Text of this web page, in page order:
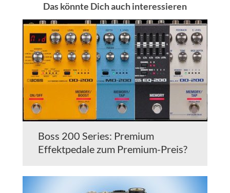
Das könnte Dich auch interessieren
Boss 200 Series: Premium
Effektpedale zum Premium-Preis?